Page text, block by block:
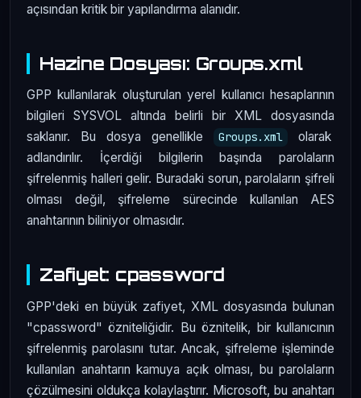
açısından kritik bir yapılandırma alanıdır.
Hazine Dosyası: Groups.xml
GPP kullanılarak oluşturulan yerel kullanıcı hesaplarının
bilgileri SYSVOL altında belirli bir XML dosyasında
saklanır. Bu dosya genellikle
Groups.xml
olarak
adlandırılır. İçerdiği bilgilerin başında parolaların
şifrelenmiş halleri gelir. Buradaki sorun, parolaların şifreli
olması değil, şifreleme sürecinde kullanılan AES
anahtarının biliniyor olmasıdır.
Zafiyet: cpassword
GPP'deki en büyük zafiyet, XML dosyasında bulunan
"cpassword" özniteliğidir. Bu öznitelik, bir kullanıcının
şifrelenmiş parolasını tutar. Ancak, şifreleme işleminde
kullanılan anahtarın kamuya açık olması, bu parolaların
çözülmesini oldukça kolaylaştırır. Microsoft, bu anahtarı